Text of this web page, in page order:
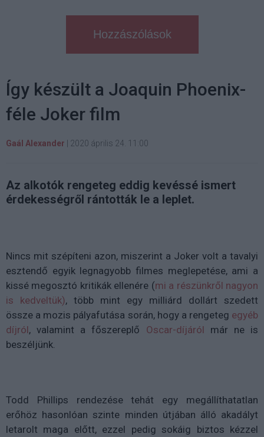
Hozzászólások
Így készült a Joaquin Phoenix-
féle Joker film
Gaál Alexander 2020 április 24. 11:00
Az alkotók rengeteg eddig kevéssé ismert
érdekességről rántották le a leplet.
Nincs mit szépíteni azon, miszerint a Joker volt a tavalyi
esztendő egyik legnagyobb filmes meglepetése, ami a
kissé megosztó kritikák ellenére (mi a részünkről nagyon
is kedveltük), több mint egy milliárd dollárt szedett
össze a mozis pályafutása során, hogy a rengeteg egyéb
díjról, valamint a főszereplő Oscar-díjáról már ne is
beszéljünk.
Todd Phillips rendezése tehát egy megállíthatatlan
erőhöz hasonlóan szinte minden útjában álló akadályt
letarolt maga előtt, ezzel pedig sokáig biztos kézzel